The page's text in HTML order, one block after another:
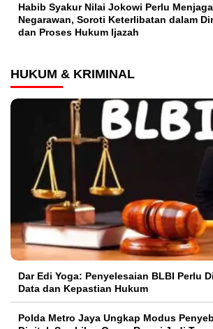
Habib Syakur Nilai Jokowi Perlu
Negarawan, Soroti Keterlibatan dalam
dan Proses Hukum Ijazah
HUKUM & KRIMINAL
Dar Edi Yoga: Penyelesaian BLBI Perlu
Data dan Kepastian Hukum
Polda Metro Jaya Ungkap Modus